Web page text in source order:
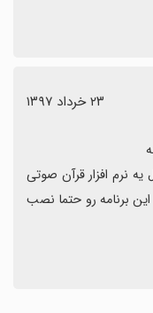
٢٣ خرداد ١٣٩٧